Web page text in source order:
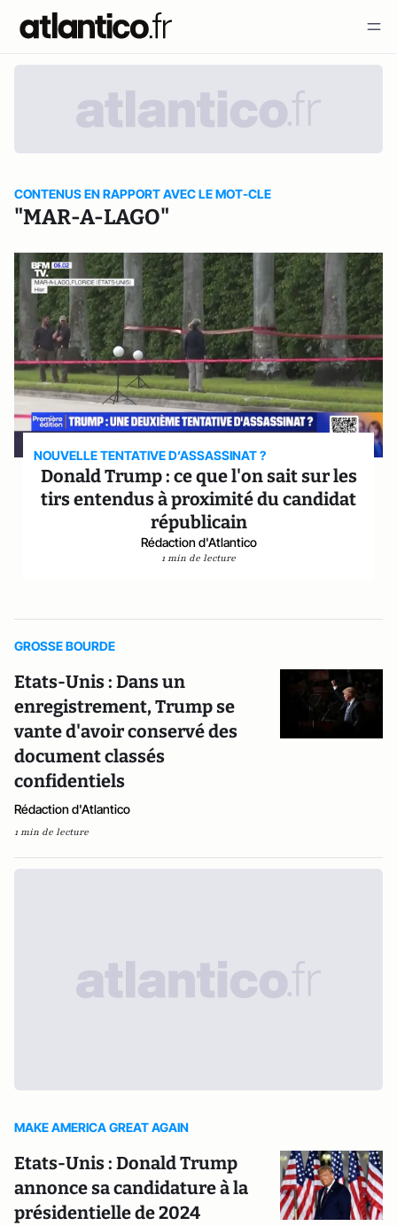
CONTENUS EN RAPPORT AVEC LE MOT-CLE
"MAR-A-LAGO"
NOUVELLE TENTATIVE D’ASSASSINAT ?
Donald Trump : ce que l'on sait sur les
tirs entendus à proximité du candidat
républicain
Rédaction d'Atlantico
1 min de lecture
GROSSE BOURDE
Etats-Unis : Dans un
enregistrement, Trump se
vante d'avoir conservé des
document classés
confidentiels
Rédaction d'Atlantico
1 min de lecture
MAKE AMERICA GREAT AGAIN
Etats-Unis : Donald Trump
annonce sa candidature à la
présidentielle de 2024